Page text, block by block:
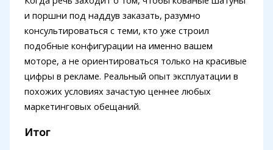
и поршни под наддув заказать, разумно
консультироваться с теми, кто уже строил
подобные конфигурации на именно вашем
моторе, а не ориентироваться только на красивые
цифры в рекламе. Реальный опыт эксплуатации в
похожих условиях зачастую ценнее любых
маркетинговых обещаний.
Итог